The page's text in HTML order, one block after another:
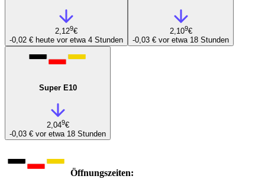
2,129€
-0,02 € heute vor etwa 4 Stunden
2,109€
-0,03 € vor etwa 18 Stunden
Super E10
2,049€
-0,03 € vor etwa 18 Stunden
Öffnungszeiten: